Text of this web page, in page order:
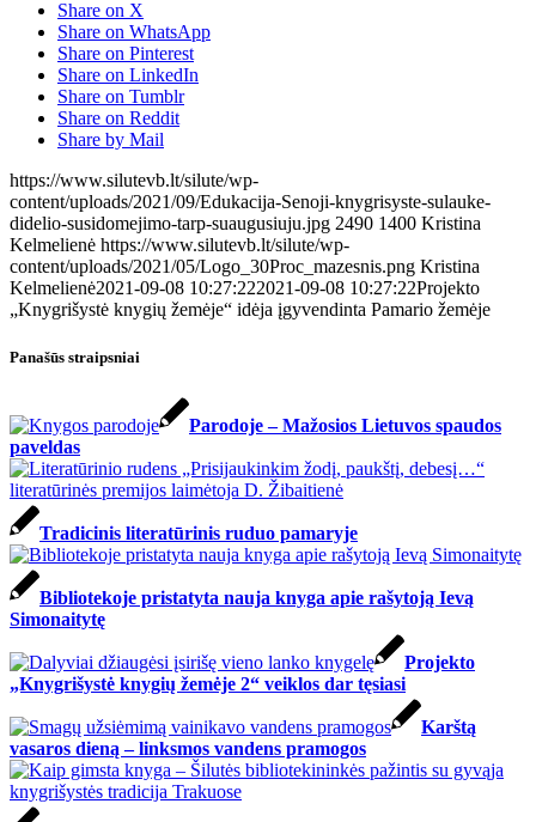
Share on X
Share on WhatsApp
Share on Pinterest
Share on LinkedIn
Share on Tumblr
Share on Reddit
Share by Mail
https://www.silutevb.lt/silute/wp-
content/uploads/2021/09/Edukacija-Senoji-knygrisyste-sulauke-
didelio-susidomejimo-tarp-suaugusiuju.jpg 2490 1400 Kristina
Kelmelienė https://www.silutevb.lt/silute/wp-
content/uploads/2021/05/Logo_30Proc_mazesnis.png Kristina
Kelmelienė2021-09-08 10:27:222021-09-08 10:27:22Projekto
„Knygrišystė knygių žemėje“ idėja įgyvendinta Pamario žemėje
Panašūs straipsniai
Parodoje – Mažosios Lietuvos spaudos
paveldas
Tradicinis literatūrinis ruduo pamaryje
Bibliotekoje pristatyta nauja knyga apie rašytoją Ievą
Simonaitytę
Projekto
„Knygrišystė knygių žemėje 2“ veiklos dar tęsiasi
Karštą
vasaros dieną – linksmos vandens pramogos